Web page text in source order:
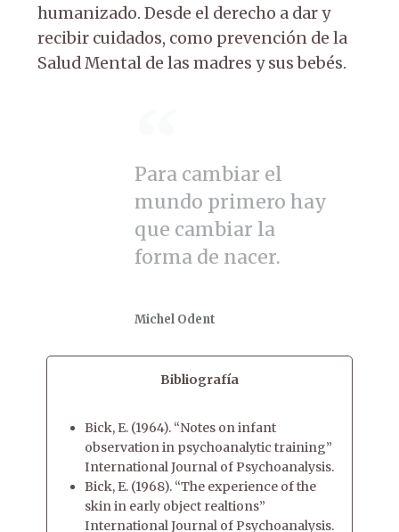
humanizado. Desde el derecho a dar y
recibir cuidados, como prevención de la
Salud Mental de las madres y sus bebés.
Para cambiar el
mundo primero hay
que cambiar la
forma de nacer.
Michel Odent
Bibliografía
Bick, E. (1964). “Notes on infant
observation in psychoanalytic training”
International Journal of Psychoanalysis.
Bick, E. (1968). “The experience of the
skin in early object realtions”
International Journal of Psychoanalysis.